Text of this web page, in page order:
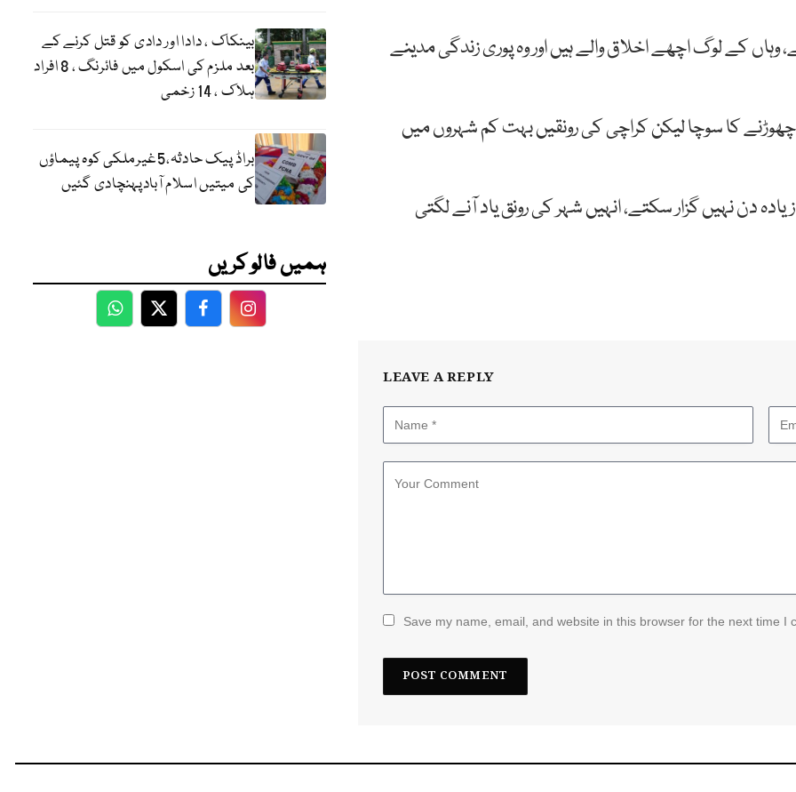
کے لوگ اچھے اخلاق والے ہیں اور وہ پوری زندگی مدینے
کا سوچا لیکن کراچی کی رونقیں بہت کم شہروں میں
دن نہیں گزار سکتے، انہیں شہر کی رونق یاد آنے لگتی
LEAVE A REPLY
Save my name, email, and website in this browser for the next time I
بینکاک ، دادا اور دادی کو قتل کرنے کے
بعد ملزم کی اسکول میں فائرنگ ، 8 افراد
ہلاک ، 14 زخمی
براڈ پیک حادثہ،5غیرملکی کوہ پیماؤں
کی میتیں اسلام آبادپہنچادی گئیں
ہمیں فالو کریں
WhatsApp
TwitterFacebookFacebook